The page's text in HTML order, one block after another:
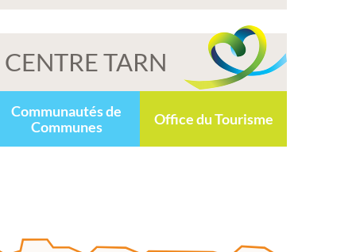
CENTRE TARN
Communautés de
Communes
Office du Tourisme